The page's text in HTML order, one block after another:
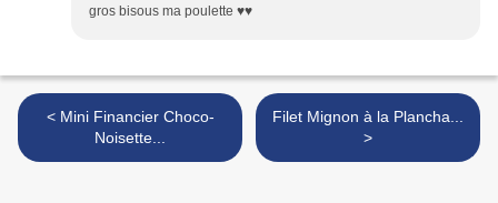
gros bisous ma poulette ♥♥
< Mini Financier Choco-
Noisette...
Filet Mignon à la Plancha...
>